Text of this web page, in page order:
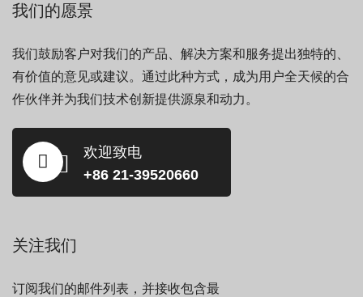
我们的愿景
我们鼓励客户对我们的产品、解决方案和服务提出独特的、
有价值的意见或建议。通过此种方式，成为用户全天候的合
作伙伴并为我们技术创新提供源泉和动力。
欢迎致电
+86 21-39520660
关注我们
订阅我们的邮件列表，并接收包含最